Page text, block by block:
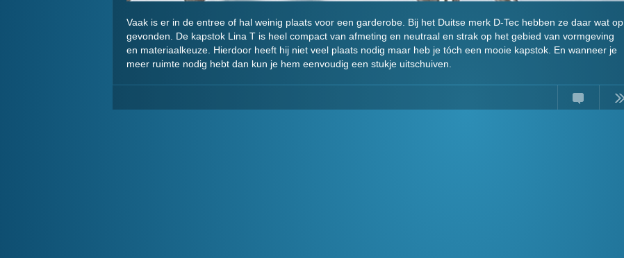
Vaak is er in de entree of hal weinig plaats voor een garderobe. Bij het Duitse merk D-Tec hebben ze daar wat op
gevonden. De kapstok Lina T is heel compact van afmeting en neutraal en strak op het gebied van vormgeving
en materiaalkeuze. Hierdoor heeft hij niet veel plaats nodig maar heb je tóch een mooie kapstok. En wanneer je
meer ruimte nodig hebt dan kun je hem eenvoudig een stukje uitschuiven.